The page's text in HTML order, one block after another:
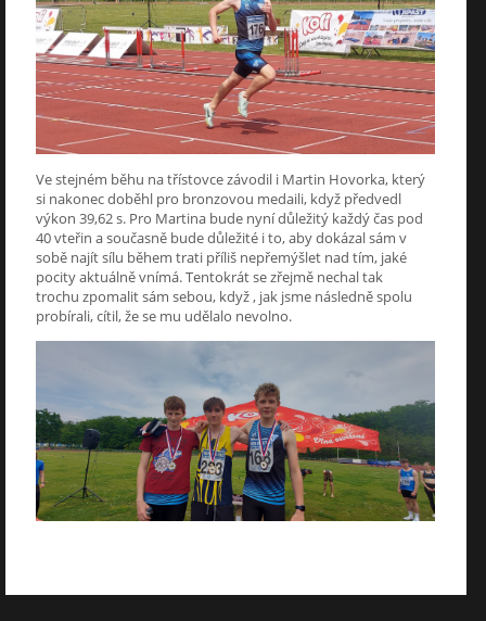
Ve stejném běhu na třístovce závodil i Martin Hovorka, který
si nakonec doběhl pro bronzovou medaili, když předvedl
výkon 39,62 s. Pro Martina bude nyní důležitý každý čas pod
40 vteřin a současně bude důležité i to, aby dokázal sám v
sobě najít sílu během trati příliš nepřemýšlet nad tím, jaké
pocity aktuálně vnímá. Tentokrát se zřejmě nechal tak
trochu zpomalit sám sebou, když , jak jsme následně spolu
probírali, cítil, že se mu udělalo nevolno.